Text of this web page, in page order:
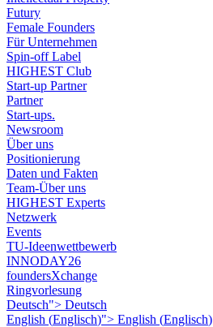
Futury
Female Founders
Für Unternehmen
Spin-off Label
HIGHEST Club
Start-up Partner
Partner
Start-ups.
Newsroom
Über uns
Positionierung
Daten und Fakten
Team-Über uns
HIGHEST Experts
Netzwerk
Events
TU-Ideenwettbewerb
INNODAY26
foundersXchange
Ringvorlesung
Deutsch"> Deutsch
English (Englisch)"> English (Englisch)